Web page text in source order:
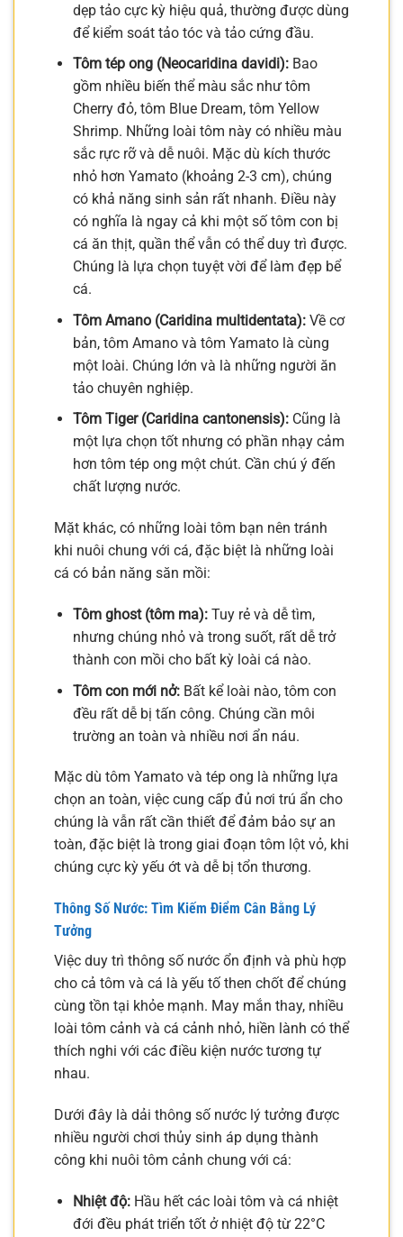
dẹp tảo cực kỳ hiệu quả, thường được dùng
để kiểm soát tảo tóc và tảo cứng đầu.
Tôm tép ong (Neocaridina davidi):Bao
gồm nhiều biến thể màu sắc như tôm
Cherry đỏ, tôm Blue Dream, tôm Yellow
Shrimp. Những loài tôm này có nhiều màu
sắc rực rỡ và dễ nuôi. Mặc dù kích thước
nhỏ hơn Yamato (khoảng 2-3 cm), chúng
có khả năng sinh sản rất nhanh. Điều này
có nghĩa là ngay cả khi một số tôm con bị
cá ăn thịt, quần thể vẫn có thể duy trì được.
Chúng là lựa chọn tuyệt vời để làm đẹp bể
cá.
Tôm Amano (Caridina multidentata):Về cơ
bản, tôm Amano và tôm Yamato là cùng
một loài. Chúng lớn và là những người ăn
tảo chuyên nghiệp.
Tôm Tiger (Caridina cantonensis):Cũng là
một lựa chọn tốt nhưng có phần nhạy cảm
hơn tôm tép ong một chút. Cần chú ý đến
chất lượng nước.
Mặt khác, có những loài tôm bạn nên tránh
khi nuôi chung với cá, đặc biệt là những loài
cá có bản năng săn mồi:
Tôm ghost (tôm ma):Tuy rẻ và dễ tìm,
nhưng chúng nhỏ và trong suốt, rất dễ trở
thành con mồi cho bất kỳ loài cá nào.
Tôm con mới nở:Bất kể loài nào, tôm con
đều rất dễ bị tấn công. Chúng cần môi
trường an toàn và nhiều nơi ẩn náu.
Mặc dù tôm Yamato và tép ong là những lựa
chọn an toàn, việc cung cấp đủ nơi trú ẩn cho
chúng là vẫn rất cần thiết để đảm bảo sự an
toàn, đặc biệt là trong giai đoạn tôm lột vỏ, khi
chúng cực kỳ yếu ớt và dễ bị tổn thương.
Thông Số Nước: Tìm Kiếm Điểm Cân Bằng Lý
Tưởng
Việc duy trì thông số nước ổn định và phù hợp
cho cả tôm và cá là yếu tố then chốt để chúng
cùng tồn tại khỏe mạnh. May mắn thay, nhiều
loài tôm cảnh và cá cảnh nhỏ, hiền lành có thể
thích nghi với các điều kiện nước tương tự
nhau.
Dưới đây là dải thông số nước lý tưởng được
nhiều người chơi thủy sinh áp dụng thành
công khi nuôi tôm cảnh chung với cá:
Nhiệt độ:Hầu hết các loài tôm và cá nhiệt
đới đều phát triển tốt ở nhiệt độ từ 22°C